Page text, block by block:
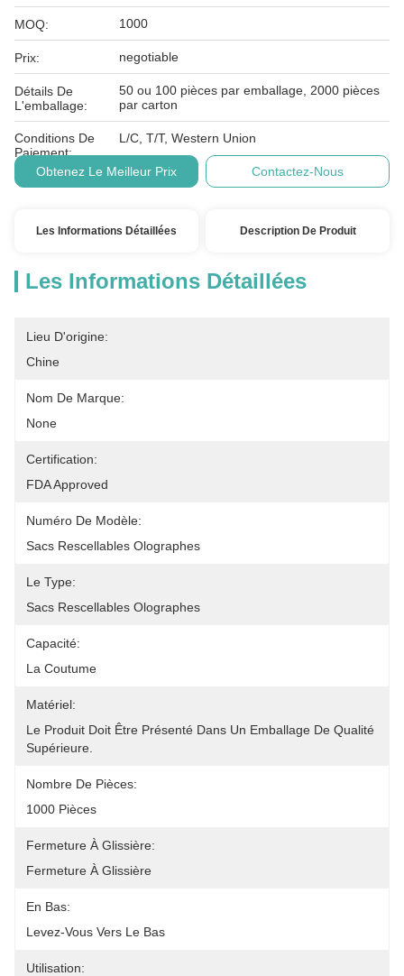
MOQ: 1000
Prix: negotiable
Détails De
L'emballage:
50 ou 100 pièces par emballage, 2000 pièces
par carton
Conditions De
Paiement:
L/C, T/T, Western Union
Obtenez Le Meilleur Prix Contactez-Nous
Les Informations Détaillées Description De Produit
Les Informations Détaillées
Lieu D'origine:
Chine
Nom De Marque:
None
Certification:
FDA Approved
Numéro De Modèle:
Sacs Rescellables Olographes
Le Type:
Sacs Rescellables Olographes
Capacité:
La Coutume
Matériel:
Le Produit Doit Être Présenté Dans Un Emballage De Qualité
Supérieure.
Nombre De Pièces:
1000 Pièces
Fermeture À Glissière:
Fermeture À Glissière
En Bas:
Levez-Vous Vers Le Bas
Utilisation: